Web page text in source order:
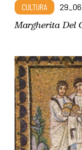
CULTURA
Margherita Del